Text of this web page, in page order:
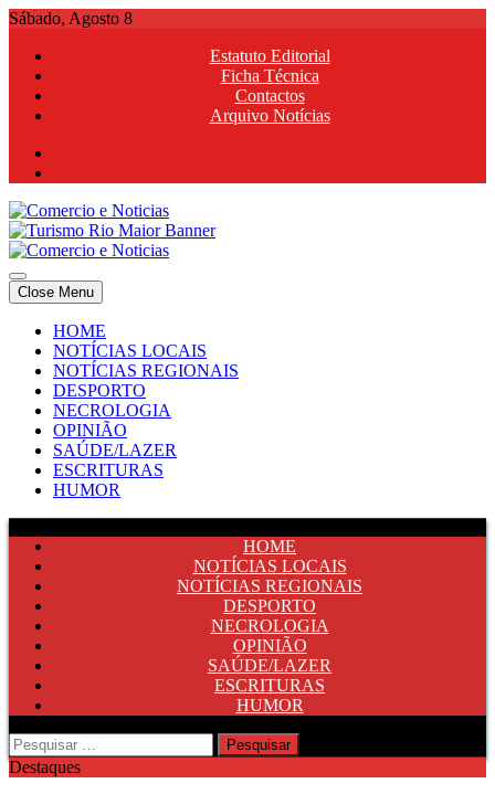
Skip
content
Sábado, Agosto 8
Estatuto Editorial
Ficha Técnica
Contactos
Arquivo Notícias
Comercio e Noticias
Notícias e Publicidade Online
Comercio e Noticias
Notícias e Publicidade Online
Close Menu
HOME
NOTÍCIAS LOCAIS
NOTÍCIAS REGIONAIS
DESPORTO
NECROLOGIA
OPINIÃO
SAÚDE/LAZER
ESCRITURAS
HUMOR
HOME
NOTÍCIAS LOCAIS
NOTÍCIAS REGIONAIS
DESPORTO
NECROLOGIA
OPINIÃO
SAÚDE/LAZER
ESCRITURAS
HUMOR
Pesquisar
por:
Destaques